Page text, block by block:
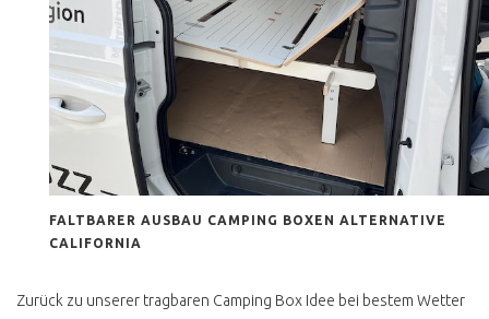
T4 WERTANLAGE
T4 DIY CAMPER AUSBAU
T4 KAUFPREIS
ERRECHNEN
T4 TECHNISCHE
VERBESSERUNGEN
T4 AUTOMATIKGETRIEBE
INSTAND SETZEN
FALTBARER AUSBAU CAMPING BOXEN ALTERNATIVE
CALIFORNIA
Zurück zu unserer tragbaren Camping Box Idee bei bestem Wetter